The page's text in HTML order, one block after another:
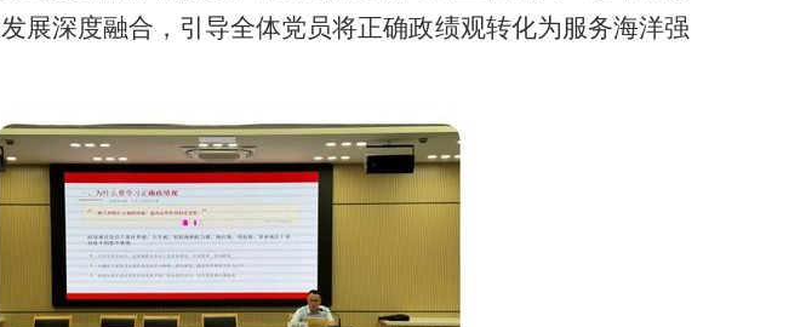
展深度融合，引导全体党员将正确政绩观转化为服务海洋强